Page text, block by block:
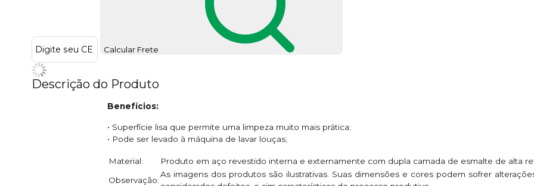
Calcular Frete
Descrição do Produto
Benefícios:
• Superfície lisa que permite uma limpeza muito mais prática;
• Pode ser levado à máquina de lavar louças;
Material:
Produto em aço revestido interna e externamente com dupla camada de esmalte de alta
Observação:
As imagens dos produtos são ilustrativas. Suas dimensões e cores podem sofrer